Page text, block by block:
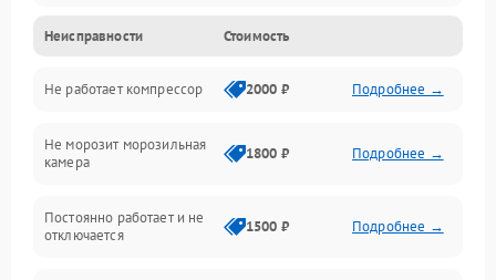
Механика
Электропитание
Дренаж
Неисправности Стоимость
Не работает компрессор 2000 ₽ Подробнее →
Не морозит морозильная
камера
1800 ₽ Подробнее →
Постоянно работает и не
отключается
1500 ₽ Подробнее →